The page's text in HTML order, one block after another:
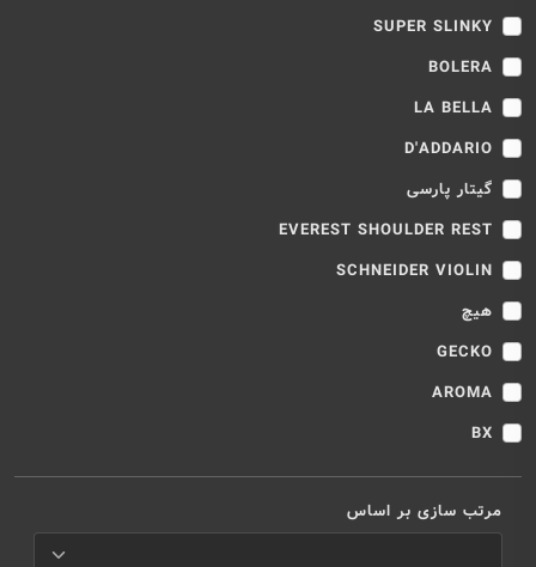
SUPER SLINKY
BOLERA
LA BELLA
D'ADDARIO
گیتار پارسی
EVEREST SHOULDER REST
SCHNEIDER VIOLIN
هیچ
GECKO
AROMA
BX
مرتب سازی بر اساس